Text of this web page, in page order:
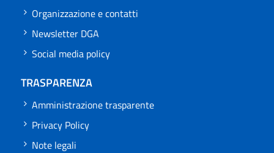
Organizzazione e contatti
Newsletter DGA
Social media policy
TRASPARENZA
Amministrazione trasparente
Privacy Policy
Note legali